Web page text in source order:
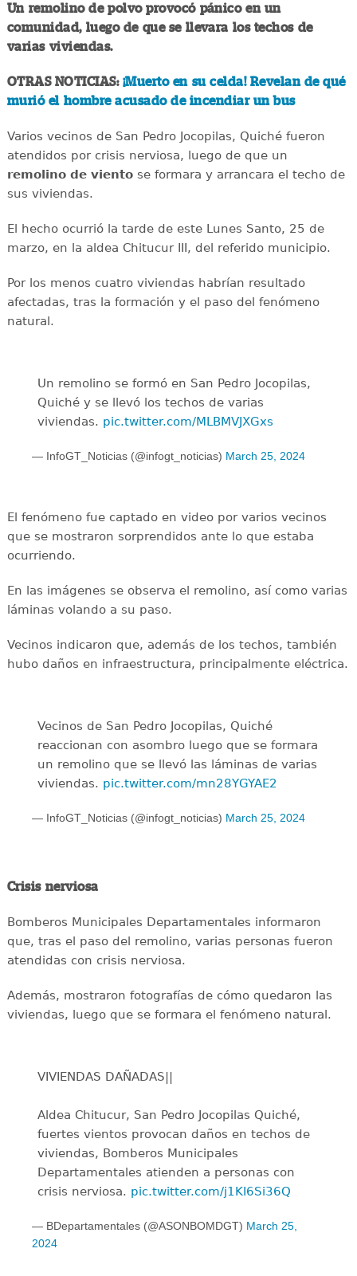
Un remolino de polvo provocó pánico en un
comunidad, luego de que se llevara los techos de
varias viviendas.
OTRAS NOTICIAS: ¡Muerto en su celda! Revelan de qué
murió el hombre acusado de incendiar un bus
Varios vecinos de San Pedro Jocopilas, Quiché fueron
atendidos por crisis nerviosa, luego de que un
remolino de vientose formara y arrancara el techo de
sus viviendas.
El hecho ocurrió la tarde de este Lunes Santo, 25 de
marzo, en la aldea Chitucur III, del referido municipio.
Por los menos cuatro viviendas habrían resultado
afectadas, tras la formación y el paso del fenómeno
natural.
Un remolino se formó en San Pedro Jocopilas,
Quiché y se llevó los techos de varias
viviendas. pic.twitter.com/MLBMVJXGxs
— InfoGT_Noticias (@infogt_noticias) March 25, 2024
El fenómeno fue captado en video por varios vecinos
que se mostraron sorprendidos ante lo que estaba
ocurriendo.
En las imágenes se observa el remolino, así como varias
láminas volando a su paso.
Vecinos indicaron que, además de los techos, también
hubo daños en infraestructura, principalmente eléctrica.
Vecinos de San Pedro Jocopilas, Quiché
reaccionan con asombro luego que se formara
un remolino que se llevó las láminas de varias
viviendas. pic.twitter.com/mn28YGYAE2
— InfoGT_Noticias (@infogt_noticias) March 25, 2024
Crisis nerviosa
Bomberos Municipales Departamentales informaron
que, tras el paso del remolino, varias personas fueron
atendidas con crisis nerviosa.
Además, mostraron fotografías de cómo quedaron las
viviendas, luego que se formara el fenómeno natural.
VIVIENDAS DAÑADAS||
Aldea Chitucur, San Pedro Jocopilas Quiché,
fuertes vientos provocan daños en techos de
viviendas, Bomberos Municipales
Departamentales atienden a personas con
crisis nerviosa. pic.twitter.com/j1KI6Si36Q
— BDepartamentales (@ASONBOMDGT) March 25,
2024